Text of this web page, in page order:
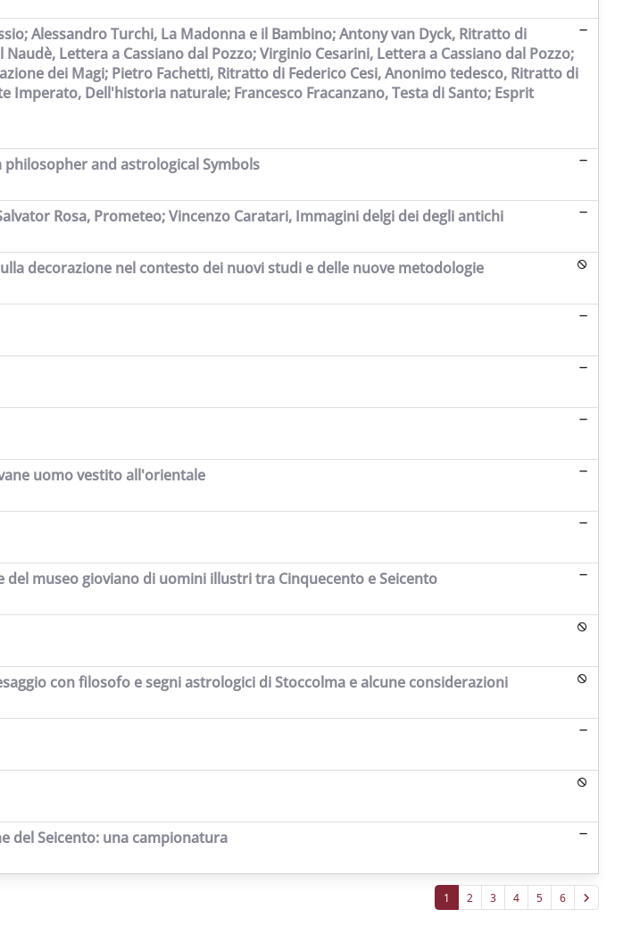
Alessandro Turchi, La Madonna e il Bambino; Antony van Dyck, Ritratto di
Lettera a Cassiano dal Pozzo; Virginio Cesarini, Lettera a Cassiano dal Pozzo;
dei Magi; Pietro Fachetti, Ritratto di Federico Cesi, Anonimo tedesco, Ritratto di
Dell'historia naturale; Francesco Fracanzano, Testa di Santo; Esprit
and astrological Symbols
Rosa, Prometeo; Vincenzo Caratari, Immagini delgi dei degli antichi
decorazione nel contesto dei nuovi studi e delle nuove metodologie
uomo vestito all'orientale
museo gioviano di uomini illustri tra Cinquecento e Seicento
con filosofo e segni astrologici di Stoccolma e alcune considerazioni
del Seicento: una campionatura
1 2 3 4 5 6